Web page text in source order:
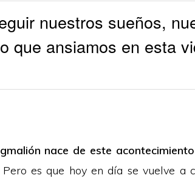
nuestros sueños,
que ansiamos en esta
nace de este
Pero es que hoy en día se vuelve a